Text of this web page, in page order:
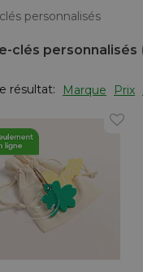
personnalisés
clés personnalisés
résultat: Marque Prix